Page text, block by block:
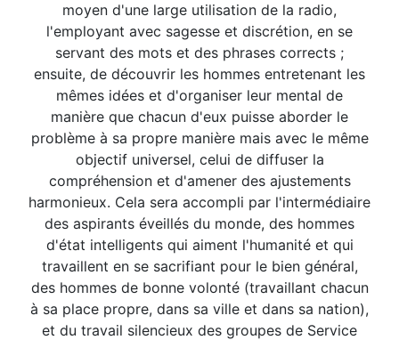
moyen d'une large utilisation de la radio,
l'employant avec sagesse et discrétion, en se
servant des mots et des phrases corrects ;
ensuite, de découvrir les hommes entretenant les
mêmes idées et d'organiser leur mental de
manière que chacun d'eux puisse aborder le
problème à sa propre manière mais avec le même
objectif universel, celui de diffuser la
compréhension et d'amener des ajustements
harmonieux. Cela sera accompli par l'intermédiaire
des aspirants éveillés du monde, des hommes
d'état intelligents qui aiment l'humanité et qui
travaillent en se sacrifiant pour le bien général,
des hommes de bonne volonté (travaillant chacun
à sa place propre, dans sa ville et dans sa nation),
et du travail silencieux des groupes de Service